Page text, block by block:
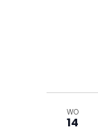
WO
14